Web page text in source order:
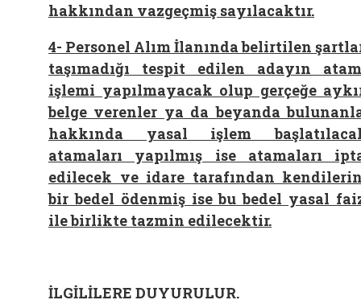
hakkından vazgeçmiş sayılacaktır.
4- Personel Alım İlanında belirtilen
taşımadığı tespit edilen adayın
işlemi yapılmayacak olup gerçeğe
belge verenler ya da beyanda
hakkında yasal işlem
atamaları yapılmış ise atamaları
edilecek ve idare tarafından
bir bedel ödenmiş ise bu bedel yasal
ile birlikte tazmin edilecektir.
İLGİLİLERE DUYURULUR.